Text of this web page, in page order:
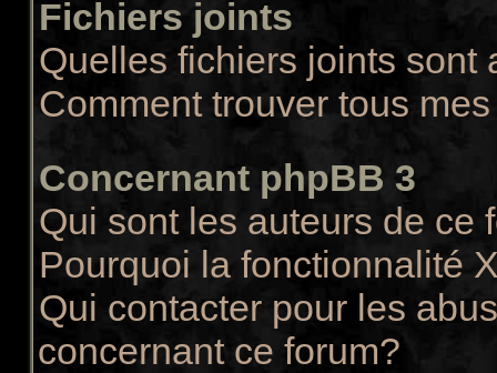
Fichiers joints
Quelles fichiers joints sont
Comment trouver tous
Concernant phpBB 3
Qui sont les auteurs de ce
Pourquoi la fonctionnalité
Qui contacter pour les
concernant ce forum?